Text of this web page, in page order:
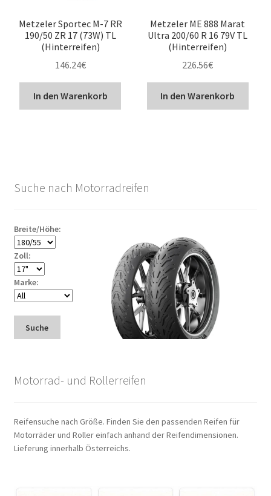
Metzeler Sportec M-7 RR
190/50 ZR 17 (73W) TL
(Hinterreifen)
146.24€
In den Warenkorb
Metzeler ME 888 Marat
Ultra 200/60 R 16 79V TL
(Hinterreifen)
226.56€
In den Warenkorb
Suche nach Motorradreifen
Breite/Höhe:
Zoll:
Marke:
Suche
Motorrad- und Rollerreifen
Reifensuche nach Größe. Finden Sie den passenden Reifen für
Motorräder und Roller einfach anhand der Reifendimensionen.
Lieferung innerhalb Österreichs.